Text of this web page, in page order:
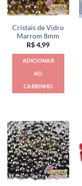
Cristais de Vidro
Marrom 8mm
R$4,99
ADICIONAR
AO
CARRINHO